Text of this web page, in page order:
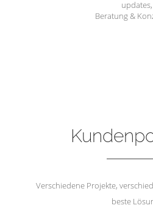
updates,
Beratung &
Verschiedene Projekte,
beste